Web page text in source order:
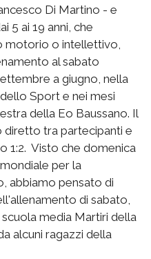
Di Martino - e
5 ai 19 anni, che
motorio o intellettivo,
al sabato
a giugno, nella
Sport e nei mesi
della Eo Baussano. Il
tra partecipanti e
1:2. Visto che domenica
per la
abbiamo pensato di
di sabato,
media Martiri della
alcuni ragazzi della